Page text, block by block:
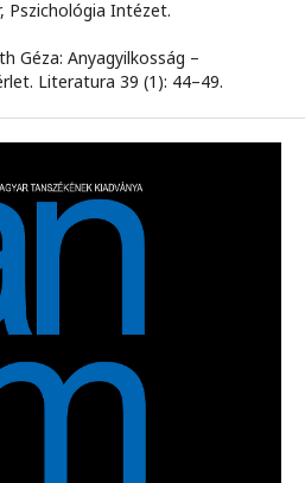
Pszichológia Intézet.
Géza: Anyagyilkosság –
Literatura 39 (1): 44–49.